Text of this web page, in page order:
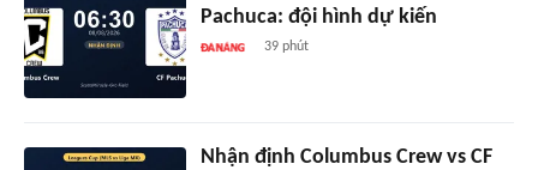
Pachuca: đội hình dự kiến
39 phút
Nhận định Columbus Crew vs CF